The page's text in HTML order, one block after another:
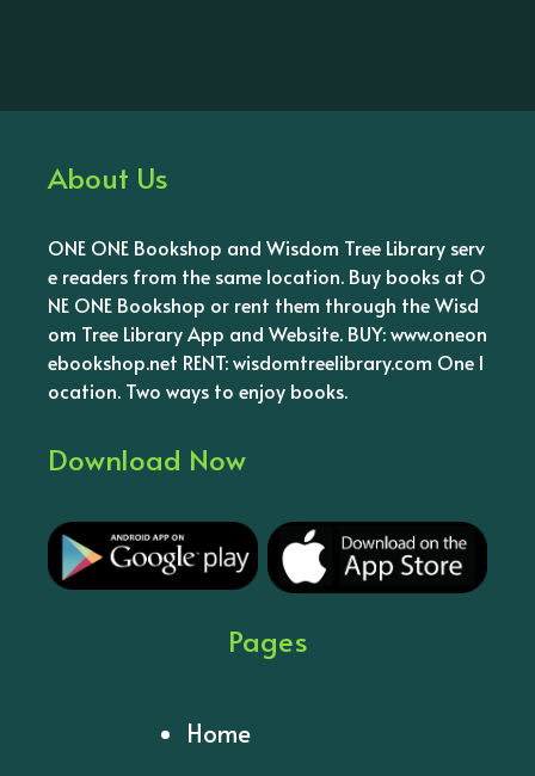
About Us
ONE ONE Bookshop and Wisdom Tree Library serv
e readers from the same location. Buy books at O
NE ONE Bookshop or rent them through the Wisd
om Tree Library App and Website. BUY: www.oneon
ebookshop.net RENT: wisdomtreelibrary.com One l
ocation. Two ways to enjoy books.
Download Now
Pages
Home